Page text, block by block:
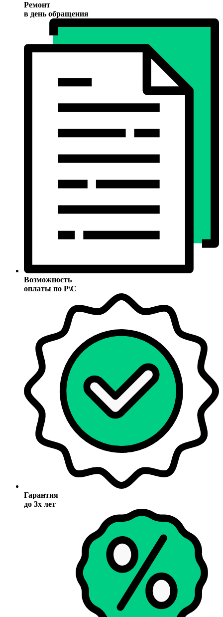
Ремонт
в день обращения
Возможность
оплаты по Р\С
Гарантия
до 3х лет